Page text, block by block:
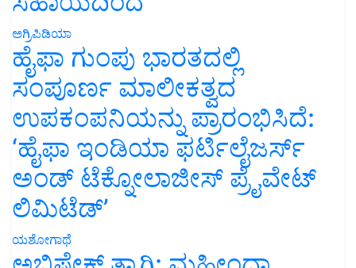
ಅಗ್ರಿಪಿಡಿಯಾ
ಹೈಫಾ ಗುಂಪು ಭಾರತದಲ್ಲಿ
ಸಂಪೂರ್ಣ ಮಾಲೀಕತ್ವದ
ಉಪಕಂಪನಿಯನ್ನು ಪ್ರಾರಂಭಿಸಿದೆ:
‘ಹೈಫಾ ಇಂಡಿಯಾ ಫರ್ಟಿಲೈಜರ್ಸ್
ಅಂಡ್ ಟೆಕ್ನೋಲಾಜೀಸ್ ಪ್ರೈವೇಟ್
ಲಿಮಿಟೆಡ್’
ಯಶೋಗಾಥೆ